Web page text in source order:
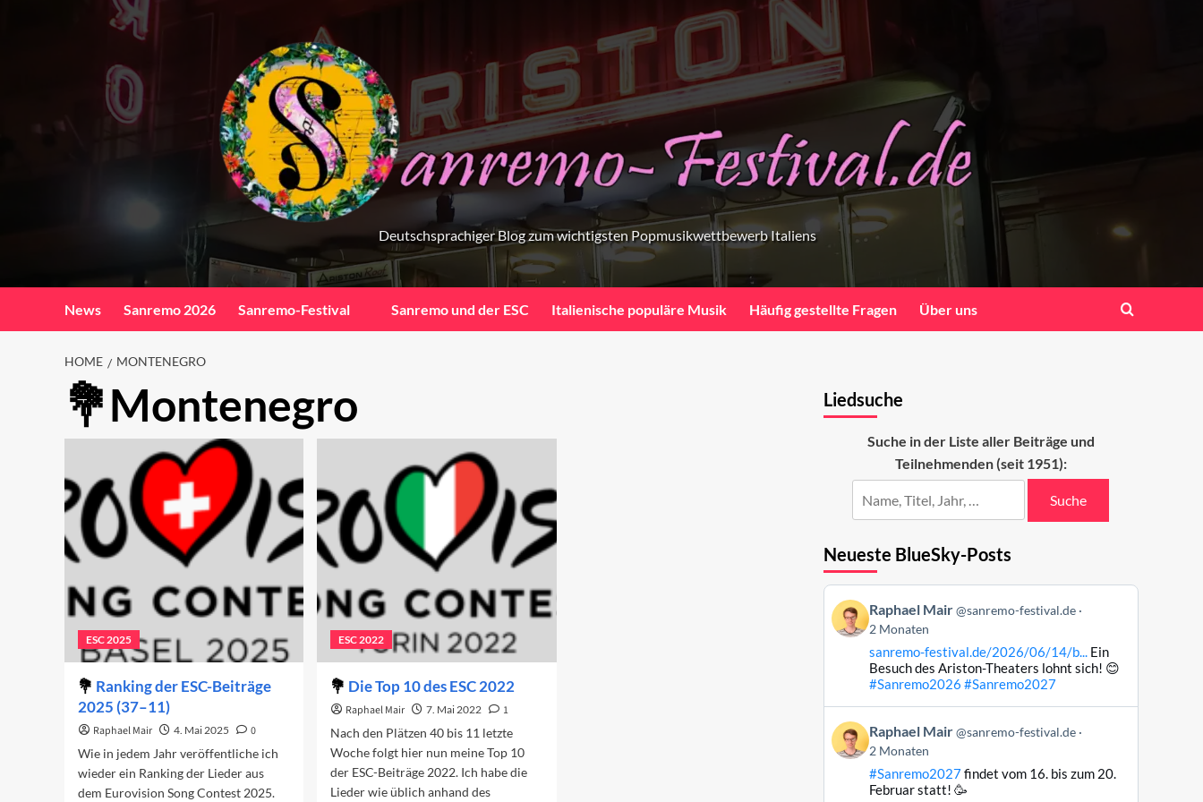
Deutschsprachiger Blog zum wichtigsten Popmusikwettbewerb Italiens
News Sanremo 2026 Sanremo-Festival Sanremo und der ESC Italienische populäre Musik Häufig gestellte Fragen Über uns
HOME MONTENEGRO
Montenegro
ESC 2025
Ranking der ESC-Beiträge
2025 (37–11)
Raphael Mair 4. Mai 2025
0
Wie in jedem Jahr veröffentliche ich
wieder ein Ranking der Lieder aus
dem Eurovision Song Contest 2025.
ESC 2022
Die Top 10 des ESC 2022
Raphael Mair 7. Mai 2022
1
Nach den Plätzen 40 bis 11 letzte
Woche folgt hier nun meine Top 10
der ESC-Beiträge 2022. Ich habe die
Lieder wie üblich anhand des
Liedsuche
Suche in der Liste aller Beiträge und
Teilnehmenden (seit 1951):
Suche
Neueste BlueSky-Posts
Beitrag
von
Raphael
Raphael Mair @sanremo-festival.de
2 Monaten
sanremo-festival.de/2026/06/14/b...Ein
Besuch des Ariston-Theaters lohnt sich! 😊
#Sanremo2026 #Sanremo2027
Beitrag
von
Raphael
Raphael Mair @sanremo-festival.de
2 Monaten
#Sanremo2027findet vom 16. bis zum 20.
Februar statt! 🥳